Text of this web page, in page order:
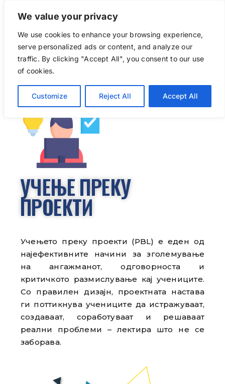
We value your privacy
We use cookies to enhance your browsing experience,
serve personalized ads or content, and analyze our
traffic. By clicking "Accept All", you consent to our use
of cookies.
Customize Reject All Accept All
Go to...
УЧЕЊЕ ПРЕКУ
ПРОЕКТИ
Учењето преку проекти (PBL) е еден од
најефективните начини за зголемување
на ангажманот, одговорноста и
критичкото размислување кај учениците.
Со правилен дизајн, проектната настава
ги поттикнува учениците да истражуваат,
создаваат, соработуваат и решаваат
реални проблеми – лектира што не се
заборава.